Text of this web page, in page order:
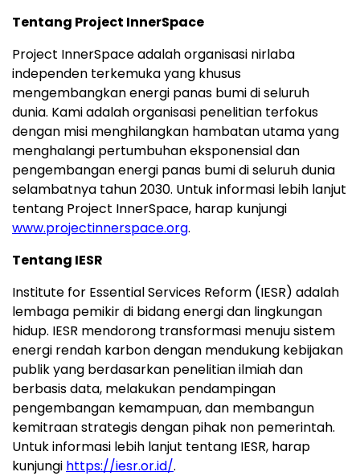
Tentang Project InnerSpace
Project InnerSpace adalah organisasi nirlaba
independen terkemuka yang khusus
mengembangkan energi panas bumi di seluruh
dunia. Kami adalah organisasi penelitian terfokus
dengan misi menghilangkan hambatan utama yang
menghalangi pertumbuhan eksponensial dan
pengembangan energi panas bumi di seluruh dunia
selambatnya tahun 2030. Untuk informasi lebih lanjut
tentang Project InnerSpace, harap kunjungi
www.projectinnerspace.org.
Tentang IESR
Institute for Essential Services Reform (IESR) adalah
lembaga pemikir di bidang energi dan lingkungan
hidup. IESR mendorong transformasi menuju sistem
energi rendah karbon dengan mendukung kebijakan
publik yang berdasarkan penelitian ilmiah dan
berbasis data, melakukan pendampingan
pengembangan kemampuan, dan membangun
kemitraan strategis dengan pihak non pemerintah.
Untuk informasi lebih lanjut tentang IESR, harap
kunjungi https://iesr.or.id/.